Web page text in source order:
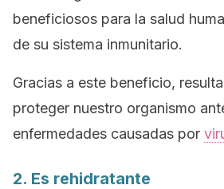
beneficiosos para la salud
de su sistema inmunitario.
Gracias a este beneficio,
proteger nuestro organismo
enfermedades causadas por
2. Es rehidratante